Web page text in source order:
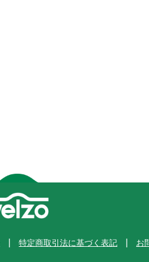
特定商取引法に基づく表記 お